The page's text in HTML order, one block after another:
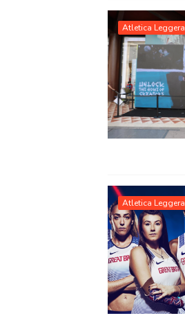
Atletica Leggera
Atletica Leggera